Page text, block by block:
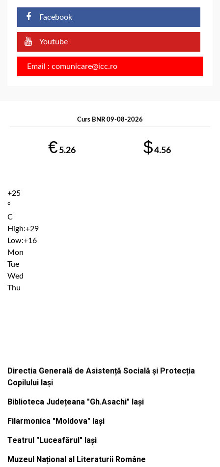
Facebook
Youtube
Email : comunicare@icc.ro
Curs BNR 09-08-2026
€ 5.26 $4.56
+25
°
C
High:+29
Low:+16
Mon
Tue
Wed
Thu
Directia Generală de Asistență Socială și Protecția
Copilului Iași
Biblioteca Județeana "Gh.Asachi" Iași
Filarmonica "Moldova" Iași
Teatrul "Luceafărul" Iași
Muzeul Național al Literaturii Române